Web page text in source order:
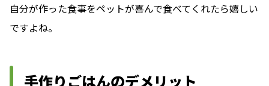
自分が作った食事をペットが喜んで食べてくれたら嬉しい
ですよね。
手作りごはんのデメリット